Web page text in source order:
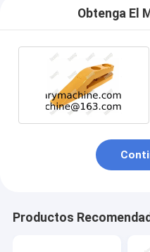
Obtenga El
Productos